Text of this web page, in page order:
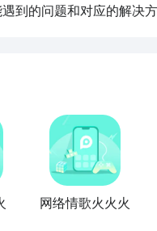
到的问题和对应的解决
网络情歌火火火